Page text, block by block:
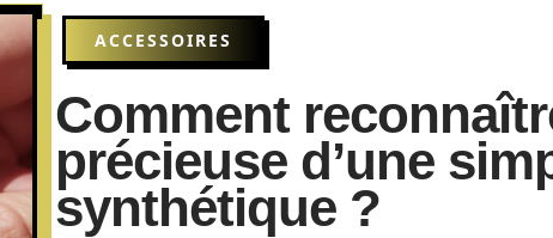
ACCESSOIRES
Comment
précieuse d’une
synthétique ?